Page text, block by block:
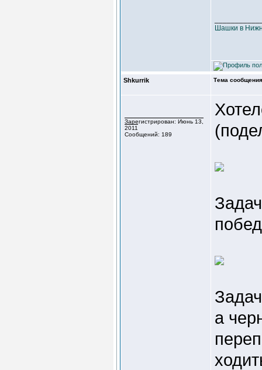
Шашки в
Shkurrik Тема
Зарегистрирован: Июнь 13,
2011
Сообщений: 189
а